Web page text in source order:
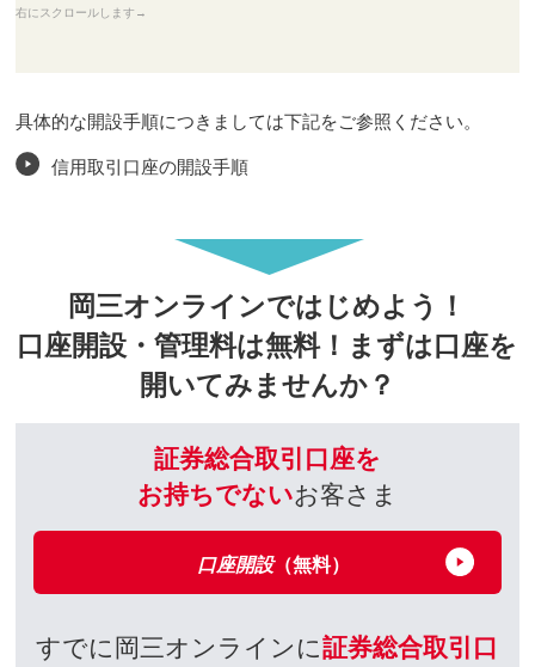
具体的な開設手順につきましては下記をご参照ください。
信用取引口座の開設手順
岡三オンラインではじめよう！
口座開設・管理料は無料！まずは口座を
開いてみませんか？
証券総合取引口座を
お持ちでないお客さま
口座開設（無料）
すでに岡三オンラインに証券総合取引口